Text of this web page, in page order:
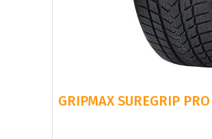
GRIPMAX SUREGRIP